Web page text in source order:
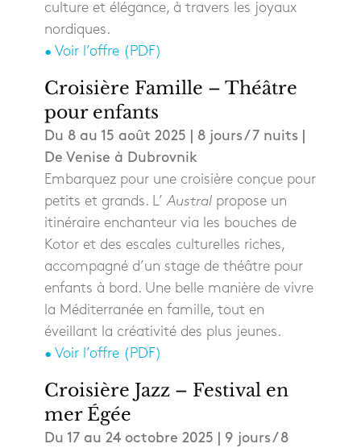
culture et élégance, à travers les joyaux
nordiques.
• Voir l’offre (PDF)
Croisière Famille – Théâtre
pour enfants
Du 8 au 15 août 2025 | 8 jours / 7 nuits |
De Venise à Dubrovnik
Embarquez pour une croisière conçue pour
petits et grands. L’ Australpropose un
itinéraire enchanteur via les bouches de
Kotor et des escales culturelles riches,
accompagné d’un stage de théâtre pour
enfants à bord. Une belle manière de vivre
la Méditerranée en famille, tout en
éveillant la créativité des plus jeunes.
• Voir l’offre (PDF)
Croisière Jazz – Festival en
mer Égée
Du 17 au 24 octobre 2025 | 9 jours / 8